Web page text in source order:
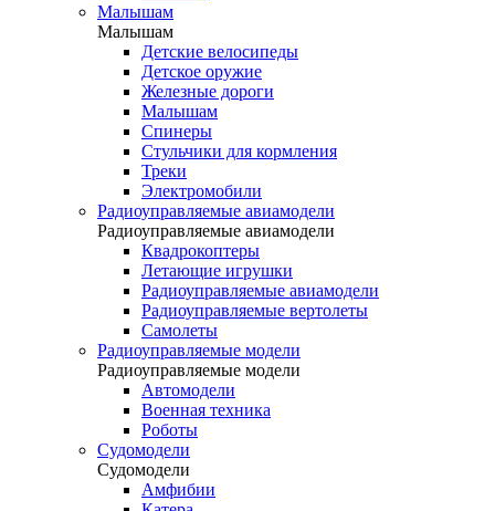
Малышам
Малышам
Детские велосипеды
Детское оружие
Железные дороги
Малышам
Спинеры
Стульчики для кормления
Треки
Электромобили
Радиоуправляемые авиамодели
Радиоуправляемые авиамодели
Квадрокоптеры
Летающие игрушки
Радиоуправляемые авиамодели
Радиоуправляемые вертолеты
Самолеты
Радиоуправляемые модели
Радиоуправляемые модели
Автомодели
Военная техника
Роботы
Судомодели
Судомодели
Амфибии